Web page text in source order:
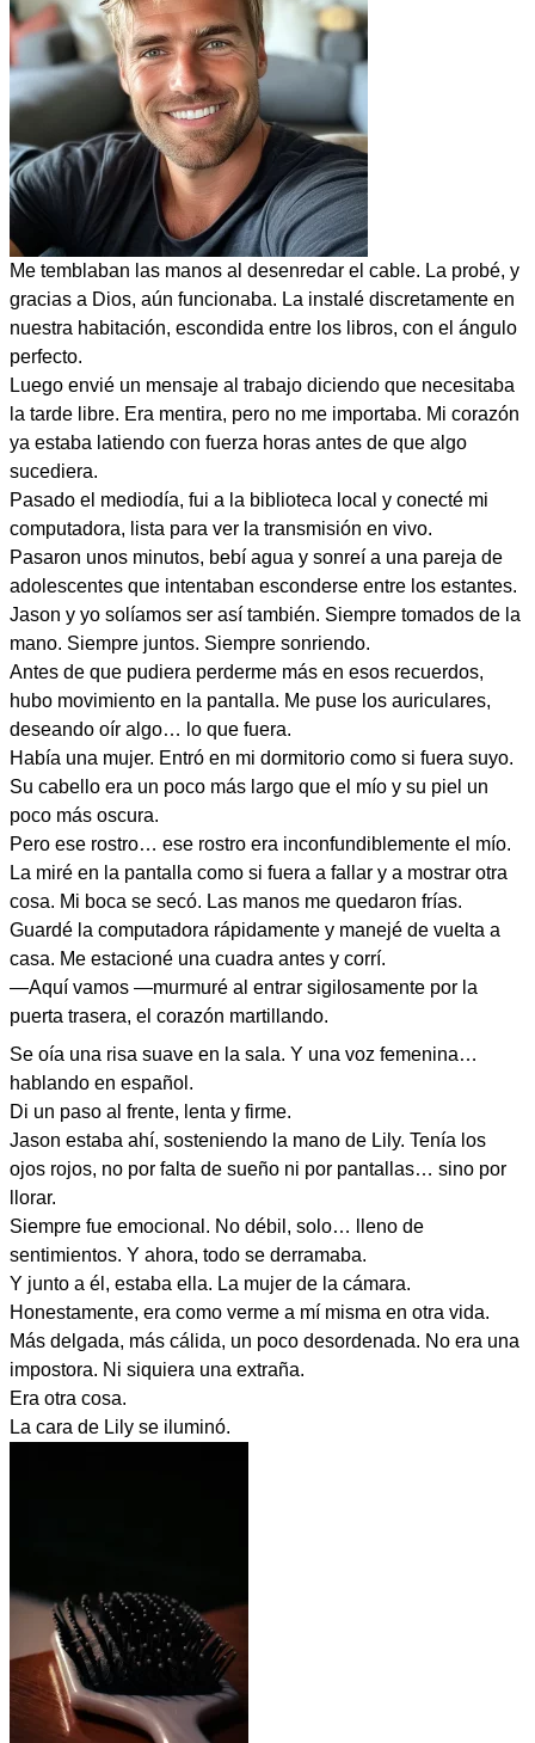
Me temblaban las manos al desenredar el cable. La probé, y
gracias a Dios, aún funcionaba. La instalé discretamente en
nuestra habitación, escondida entre los libros, con el ángulo
perfecto.
Luego envié un mensaje al trabajo diciendo que necesitaba
la tarde libre. Era mentira, pero no me importaba. Mi corazón
ya estaba latiendo con fuerza horas antes de que algo
sucediera.
Pasado el mediodía, fui a la biblioteca local y conecté mi
computadora, lista para ver la transmisión en vivo.
Pasaron unos minutos, bebí agua y sonreí a una pareja de
adolescentes que intentaban esconderse entre los estantes.
Jason y yo solíamos ser así también. Siempre tomados de la
mano. Siempre juntos. Siempre sonriendo.
Antes de que pudiera perderme más en esos recuerdos,
hubo movimiento en la pantalla. Me puse los auriculares,
deseando oír algo… lo que fuera.
Había una mujer. Entró en mi dormitorio como si fuera suyo.
Su cabello era un poco más largo que el mío y su piel un
poco más oscura.
Pero ese rostro… ese rostro era inconfundiblemente el mío.
La miré en la pantalla como si fuera a fallar y a mostrar otra
cosa. Mi boca se secó. Las manos me quedaron frías.
Guardé la computadora rápidamente y manejé de vuelta a
casa. Me estacioné una cuadra antes y corrí.
—Aquí vamos —murmuré al entrar sigilosamente por la
puerta trasera, el corazón martillando.
Se oía una risa suave en la sala. Y una voz femenina…
hablando en español.
Di un paso al frente, lenta y firme.
Jason estaba ahí, sosteniendo la mano de Lily. Tenía los
ojos rojos, no por falta de sueño ni por pantallas… sino por
llorar.
Siempre fue emocional. No débil, solo… lleno de
sentimientos. Y ahora, todo se derramaba.
Y junto a él, estaba ella. La mujer de la cámara.
Honestamente, era como verme a mí misma en otra vida.
Más delgada, más cálida, un poco desordenada. No era una
impostora. Ni siquiera una extraña.
Era otra cosa.
La cara de Lily se iluminó.